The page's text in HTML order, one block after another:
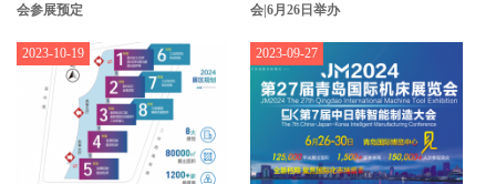
会参展预定
会|6月26日举办
2023-10-19 2023-09-27